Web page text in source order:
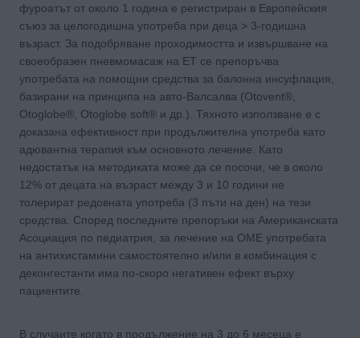
фуроатът от около 1 година е регистриран в Европейския
съюз за целогодишна употреба при деца > 3-годишна
възраст. За подобряване проходимостта и извършване на
своеобразен пневмомасаж на ЕТ се препоръчва
употребата на помощни средства за балонна инсуфлация,
базирани на принципа на авто-Валсалва (Otovent®,
Otoglobe®, Otoglobe soft® и др.). Тяхното използване е с
доказана ефективност при продължителна употреба като
адювантна терапия към основното лечение. Като
недостатък на методиката може да се посочи, че в около
12% от децата на възраст между 3 и 10 години не
толерират редовната употреба (3 пъти на ден) на тези
средства. Според последните препоръки на Американската
Асоциация по педиатрия, за лечение на ОМЕ употребата
на антихистамини самостоятелно и/или в комбинация с
деконгестанти има по-скоро негативен ефект върху
пациентите.
В случаите когато в продължение на 3 до 6 месеца е